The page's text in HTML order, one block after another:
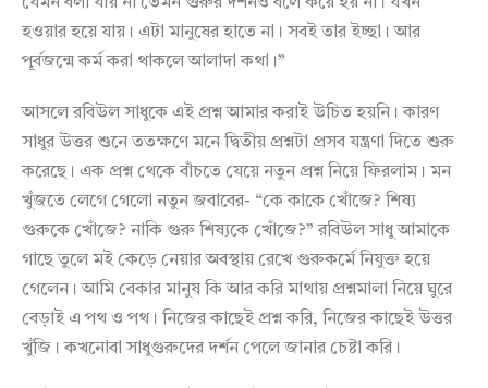
যেমন বলা যায় না তেমন গুরুর দর্শনও বলে কয়ে হয় না। যখন
হওয়ার হয়ে যায়। এটা মানুষের হাতে না। সবই তার ইচ্ছা। আর
পূর্বজন্মে কর্ম করা থাকলে আলাদা কথা।”
আসলে রবিউল সাধুকে এই প্রশ্ন আমার করাই উচিত হয়নি। কারণ
সাধুর উত্তর শুনে ততক্ষণে মনে দ্বিতীয় প্রশ্নটা প্রসব যন্ত্রণা দিতে শুরু
করেছে। এক প্রশ্ন থেকে বাঁচতে যেয়ে নতুন প্রশ্ন নিয়ে ফিরলাম। মন
খুঁজতে লেগে গেলো নতুন জবাবের- “কে কাকে খোঁজে? শিষ্য
গুরুকে খোঁজে? নাকি গুরু শিষ্যকে খোঁজে?” রবিউল সাধু আমাকে
গাছে তুলে মই কেড়ে নেয়ার অবস্থায় রেখে গুরুকর্মে নিযুক্ত হয়ে
গেলেন। আমি বেকার মানুষ কি আর করি মাথায় প্রশ্নমালা নিয়ে ঘুরে
বেড়াই এ পথ ও পথ। নিজের কাছেই প্রশ্ন করি, নিজের কাছেই উত্তর
খুঁজি। কখনোবা সাধুগুরুদের দর্শন পেলে জানার চেষ্টা করি।